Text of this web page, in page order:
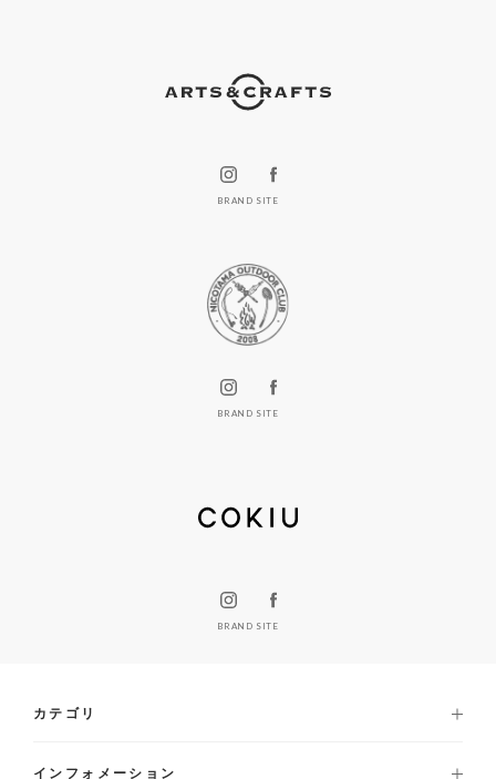
BRAND SITE
BRAND SITE
BRAND SITE
カテゴリ
インフォメーション